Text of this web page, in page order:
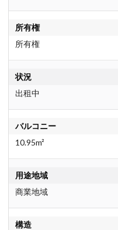
所有権
所有権
状況
出租中
バルコニー
10.95m²
用途地域
商業地域
構造